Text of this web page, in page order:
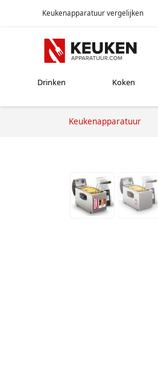
Keukenapparatuur vergelijken
Drinken Koken
Keukenapparatuur